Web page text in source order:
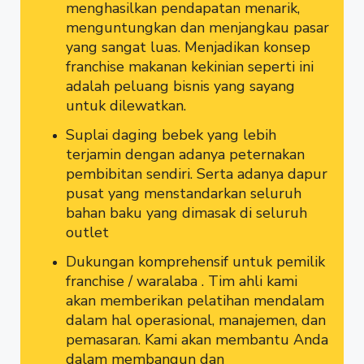
menghasilkan pendapatan menarik,
menguntungkan dan menjangkau pasar
yang sangat luas. Menjadikan konsep
franchise makanan kekinian seperti ini
adalah peluang bisnis yang sayang
untuk dilewatkan.
Suplai daging bebek yang lebih
terjamin dengan adanya peternakan
pembibitan sendiri. Serta adanya dapur
pusat yang menstandarkan seluruh
bahan baku yang dimasak di seluruh
outlet
Dukungan komprehensif untuk pemilik
franchise / waralaba . Tim ahli kami
akan memberikan pelatihan mendalam
dalam hal operasional, manajemen, dan
pemasaran. Kami akan membantu Anda
dalam membangun dan